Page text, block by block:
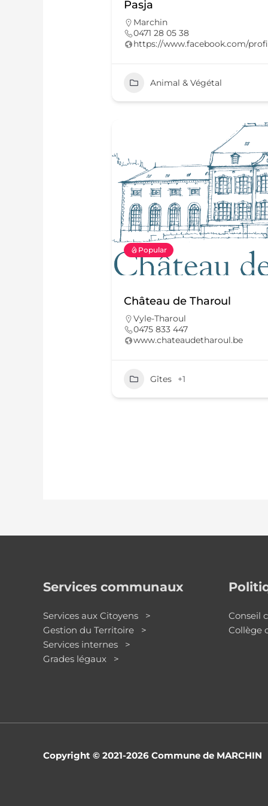
Pasja
Marchin
0471 28 05 38
https://www.facebook.com/
Animal & Végétal
Popular
Château de Tharoul
Vyle-Tharoul
0475 833 447
www.chateaudetharoul.be
Gîtes +1
Services communaux
Services aux Citoyens >
Gestion du Territoire >
Services internes >
Grades légaux >
Conseil
Collège
Copyright © 2021-2026 Commune de MARCHIN